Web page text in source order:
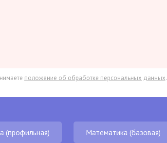
положение об обработке персональных данных.
(профильная) Математика (базовая)